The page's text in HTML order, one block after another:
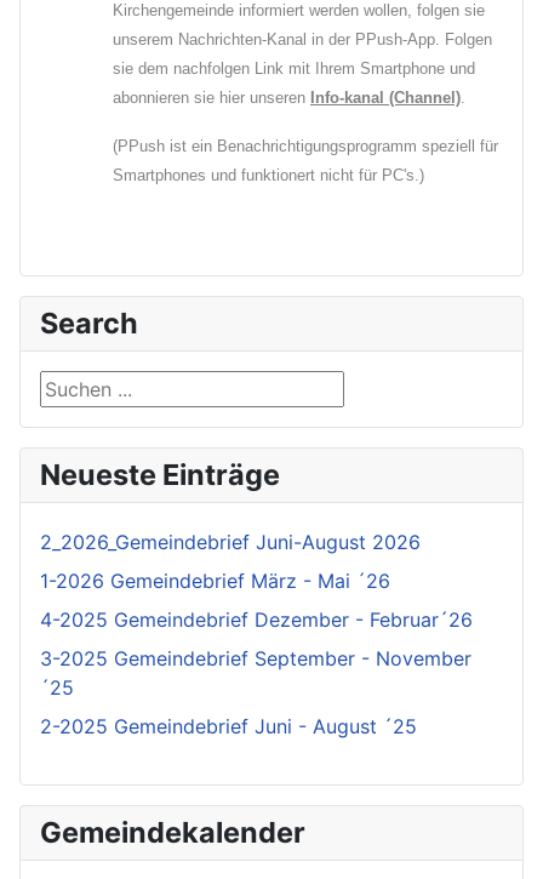
Kirchengemeinde informiert werden wollen, folgen sie
unserem Nachrichten-Kanal in der PPush-App. Folgen
sie dem nachfolgen Link mit Ihrem Smartphone und
abonnieren sie hier unseren Info-kanal (Channel).
(PPush ist ein Benachrichtigungsprogramm speziell für
Smartphones und funktionert nicht für PC's.)
Search
Suchen ...
Neueste Einträge
2_2026_Gemeindebrief Juni-August 2026
1-2026 Gemeindebrief März - Mai ´26
4-2025 Gemeindebrief Dezember - Februar´26
3-2025 Gemeindebrief September - November
´25
2-2025 Gemeindebrief Juni - August ´25
Gemeindekalender